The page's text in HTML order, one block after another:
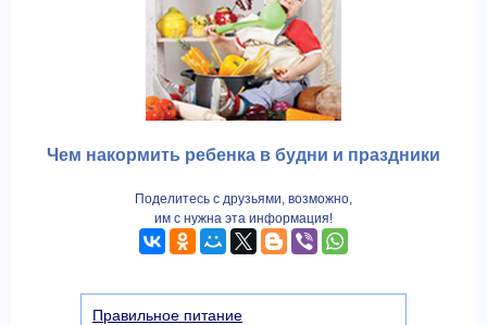
Чем накормить ребенка в будни и праздники
Поделитесь с друзьями, возможно,
им с нужна эта информация!
Правильное питание